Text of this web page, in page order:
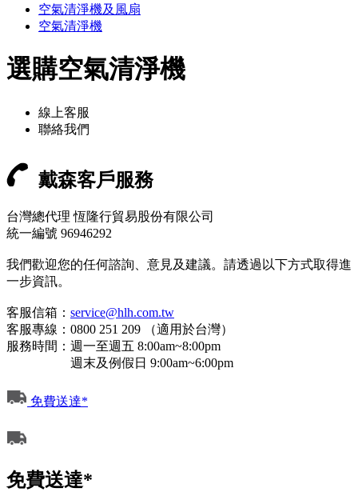
空氣清淨機及風扇
空氣清淨機
選購空氣清淨機
線上客服
聯絡我們
戴森客戶服務
台灣總代理 恆隆行貿易股份有限公司
統一編號 96946292
我們歡迎您的任何諮詢、意見及建議。請透過以下方式取得進
一步資訊。
客服信箱： service@hlh.com.tw
客服專線：0800 251 209 （適用於台灣）
服務時間：週一至週五 8:00am~8:00pm
週末及例假日 9:00am~6:00pm
免費送達*
免費送達*